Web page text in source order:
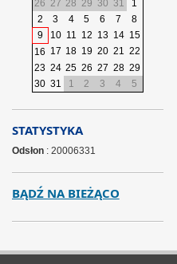
26 27 28 29 30 31
1
2
3 4 5 6 7
8
9
10 11 12 13 14 15
16 17 18 19 20 21 22
23 24 25 26 27 28 29
30 31 1 2 3 4 5
STATYSTYKA
Odsłon: 20006331
BĄDŹ NA BIEŻĄCO